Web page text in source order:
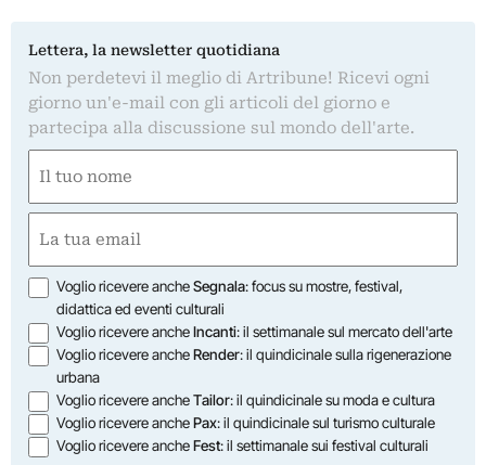
Lettera, la newsletter quotidiana
Non perdetevi il meglio di Artribune! Ricevi ogni
giorno un'e-mail con gli articoli del giorno e
partecipa alla discussione sul mondo dell'arte.
(Required)
First
(Required)
Opzioni
Voglio ricevere ancheSegnala: focus su mostre, festival,
didattica ed eventi culturali
Voglio ricevere ancheIncanti: il settimanale sul mercato dell'arte
Voglio ricevere ancheRender: il quindicinale sulla rigenerazione
urbana
Voglio ricevere ancheTailor: il quindicinale su moda e cultura
Voglio ricevere anchePax: il quindicinale sul turismo culturale
Voglio ricevere ancheFest: il settimanale sui festival culturali